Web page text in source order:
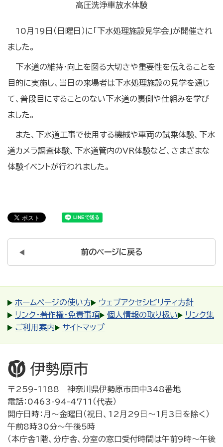
高圧洗浄車放水体験
10月19日（日曜日）に「下水処理施設見学会」が開催され
ました。
下水道の維持・向上を図る大切さや重要性を伝えることを
目的に実施し、当日の来場者は下水処理施設の見学を通じ
て、普段目にすることのない下水道の裏側や仕組みを学び
ました。
また、下水道工事で使用する機械や車両の試乗体験、下水
道カメラ調査体験、下水道管内のVR体験など、さまざまな
体験イベントが行われました。
前のページに戻る
ホームページの使い方
ウェブアクセシビリティ方針
リンク・著作権・免責事項
個人情報の取り扱い
リンク集
ご利用案内
サイトマップ
〒259-1188 神奈川県伊勢原市田中348番地
電話：0463-94-4711（代表）
開庁日時：月～金曜日（祝日、12月29日～1月3日を除く）
午前8時30分～午後5時
（本庁舎1階、分庁舎、分室の窓口受付時間は午前9時～午後